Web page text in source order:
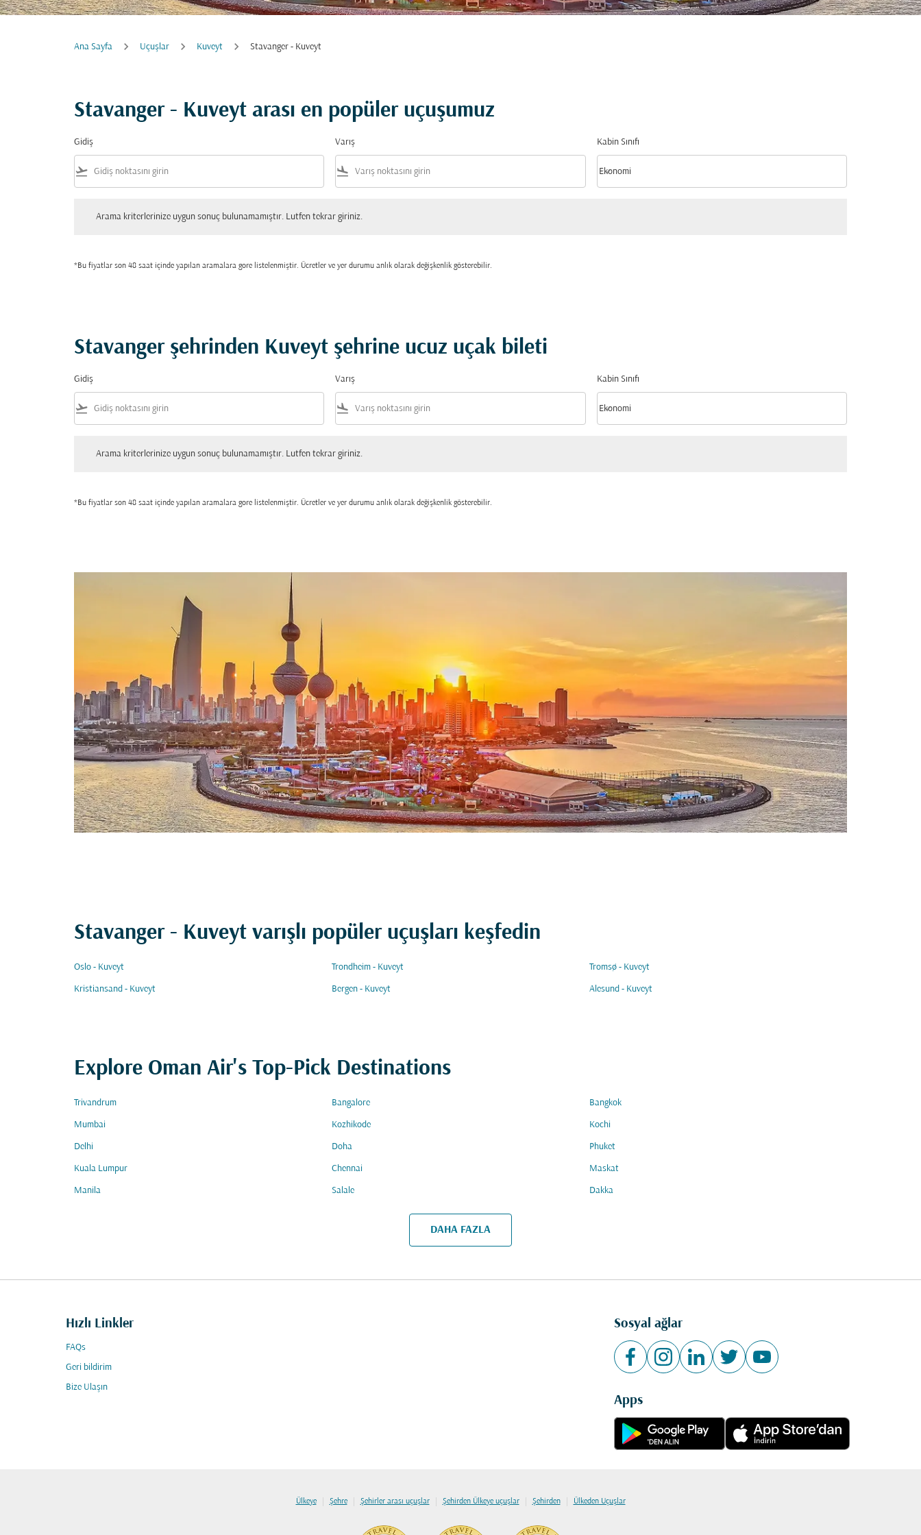
Ana Sayfa Uçuşlar Kuveyt Stavanger - Kuveyt
Stavanger - Kuveyt arası en popüler uçuşumuz
Gidiş
flight_takeoff
Varış
flight_land
Kabin Sınıfı
Kabin Sınıfı option Ekonomi Selected
Ekonomi
keyboard_arrow_down
Arama kriterlerinize uygun sonuç bulunamamıştır. Lutfen tekrar giriniz.
*Bu fiyatlar son 48 saat içinde yapılan aramalara gore listelenmiştir. Ücretler ve yer durumu anlık olarak değişkenlik gösterebilir.
Stavanger şehrinden Kuveyt şehrine ucuz uçak bileti
Gidiş
flight_takeoff
Varış
flight_land
Kabin Sınıfı
Kabin Sınıfı option Ekonomi Selected
Ekonomi
keyboard_arrow_down
Arama kriterlerinize uygun sonuç bulunamamıştır. Lutfen tekrar giriniz.
*Bu fiyatlar son 48 saat içinde yapılan aramalara gore listelenmiştir. Ücretler ve yer durumu anlık olarak değişkenlik gösterebilir.
Stavanger - Kuveyt varışlı popüler uçuşları keşfedin
Oslo - Kuveyt Trondheim - Kuveyt Tromsø - Kuveyt
Kristiansand - Kuveyt Bergen - Kuveyt Alesund - Kuveyt
Explore Oman Air's Top-Pick Destinations
Trivandrum Bangalore Bangkok
Mumbai Kozhikode Kochi
Delhi Doha Phuket
Kuala Lumpur Chennai Maskat
Manila Salale Dakka
DAHA FAZLA
Hızlı Linkler
FAQs
Geri bildirim
Bize Ulaşın
Sosyal ağlar
Apps
Ülkeye | Şehre | Şehirler arası uçuşlar | Şehirden Ülkeye uçuşlar | Şehirden | Ülkeden Uçuşlar